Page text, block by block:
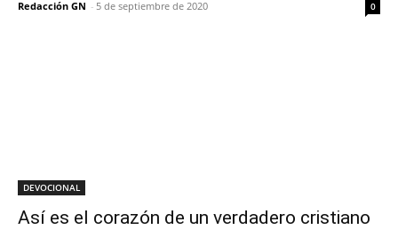
Redacción GN - 5 de septiembre de 2020 0
DEVOCIONAL
Así es el corazón de un verdadero cristiano